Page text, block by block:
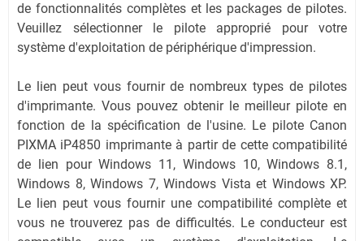
de fonctionnalités complètes et les packages de pilotes.
Veuillez sélectionner le pilote approprié pour votre
système d'exploitation de périphérique d'impression.
Le lien peut vous fournir de nombreux types de pilotes
d'imprimante. Vous pouvez obtenir le meilleur pilote en
fonction de la spécification de l'usine. Le pilote Canon
PIXMA iP4850 imprimante à partir de cette compatibilité
de lien pour Windows 11, Windows 10, Windows 8.1,
Windows 8, Windows 7, Windows Vista et Windows XP.
Le lien peut vous fournir une compatibilité complète et
vous ne trouverez pas de difficultés. Le conducteur est